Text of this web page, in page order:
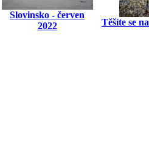
Slovinsko - červen
2022
Těšíte se